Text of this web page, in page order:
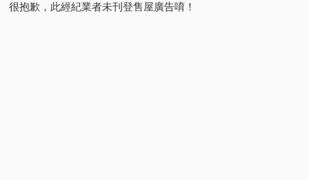
中興路二段(2) 福興路 (2) 新店路
很抱歉，此經紀業者未刊登售屋廣告唷！